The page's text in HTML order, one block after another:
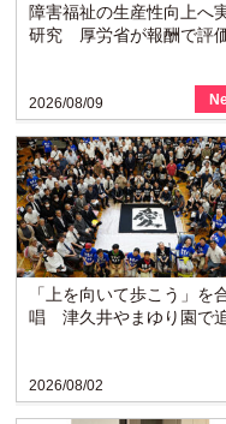
2026/08/09
障害福祉の生産性向上へ
研究 厚労省が報酬で評価
2026/08/02
「上を向いて歩こう」を
唱 津久井やまゆり園で